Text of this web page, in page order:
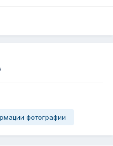
фотографии